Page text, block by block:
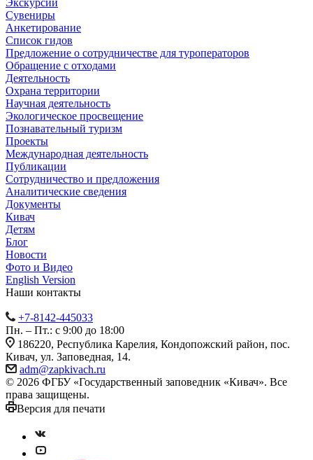
Сувениры
Анкетирование
Список гидов
Предложение о сотрудничестве для туроператоров
Обращение с отходами
Деятельность
Охрана территории
Научная деятельность
Экологическое просвещение
Познавательный туризм
Проекты
Международная деятельность
Публикации
Сотрудничество и предложения
Аналитические сведения
Документы
Кивач
Детям
Блог
Новости
Фото и Видео
English Version
Наши контакты
+7-8142-445033
Пн. – Пт.: с 9:00 до 18:00
186220, Республика Карелия, Кондопожский район, пос.
Кивач, ул. Заповедная, 14.
adm@zapkivach.ru
© 2026 ФГБУ «Государственный заповедник «Кивач». Все
права защищены.
Версия для печати